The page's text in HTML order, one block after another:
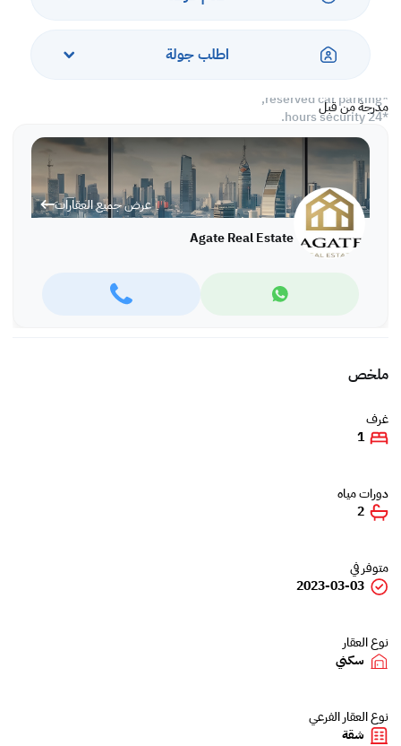
اطلب جولة
مدرجة من قبل
عرض جميع العقارات
Agate Real Estate
*reserved car parking,
*24 hours security.
Rent: BD 400 inclusive
Ref: IVDI5447
More variety of properties are available in different locations in
Bahrain,
For more information and viewing please call or WhatsApp:
Ivana Ivanova: +973 66663360, office: +973 17280288
ملخص
غرف
1
دورات مياه
2
متوفر في
2023-03-03
نوع العقار
سكني
نوع العقار الفرعي
شقة